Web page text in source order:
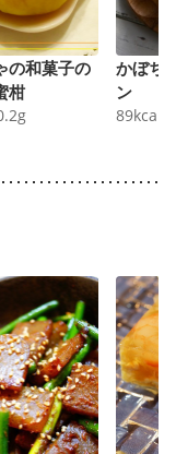
の和菓子の
柑
g
かぼち
ン
89kcal